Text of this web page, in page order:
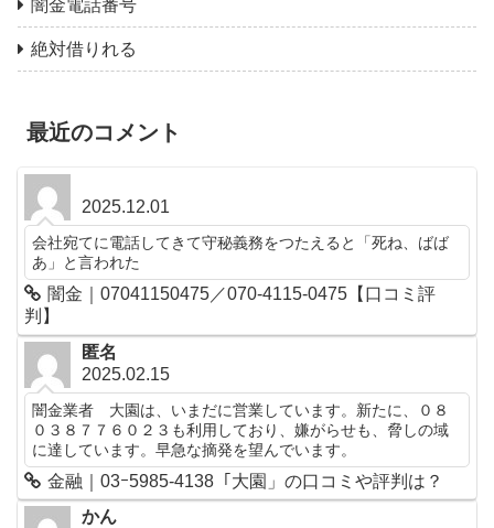
闇金電話番号
絶対借りれる
最近のコメント
2025.12.01
会社宛てに電話してきて守秘義務をつたえると「死ね、ばば
あ」と言われた
闇金｜07041150475／070-4115-0475【口コミ評
判】
匿名
2025.02.15
闇金業者 大園は、いまだに営業しています。新たに、０８
０３８７７６０２３も利用しており、嫌がらせも、脅しの域
に達しています。早急な摘発を望んでいます。
金融｜03ｰ5985-4138「大園」の口コミや評判は？
かん